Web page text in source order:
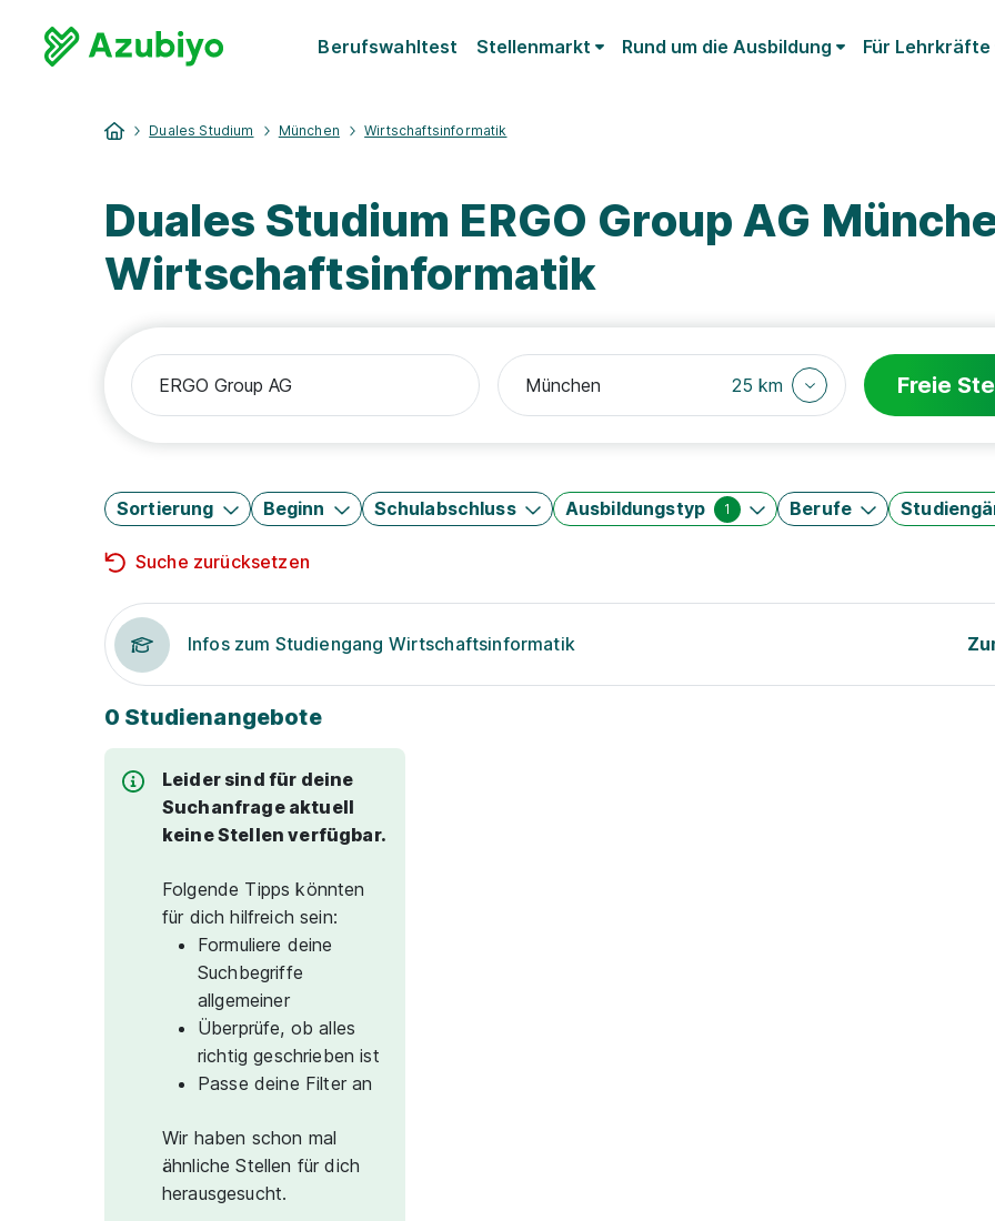
Berufswahltest Stellenmarkt Rund um die Ausbildung Für Lehrkräfte
Duales Studium München Wirtschaftsinformatik
Duales Studium ERGO Group AG
Wirtschaftsinformatik
25 km Freie
Sortierung Beginn Schulabschluss Ausbildungstyp 1 Berufe
Suche zurücksetzen
Infos zum Studiengang Wirtschaftsinformatik
0 Studienangebote
Leider sind für deine
Suchanfrage aktuell
keine Stellen verfügbar.
Folgende Tipps könnten
für dich hilfreich sein:
Formuliere deine
Suchbegriffe
allgemeiner
Überprüfe, ob alles
richtig geschrieben ist
Passe deine Filter an
Wir haben schon mal
ähnliche Stellen für dich
herausgesucht.